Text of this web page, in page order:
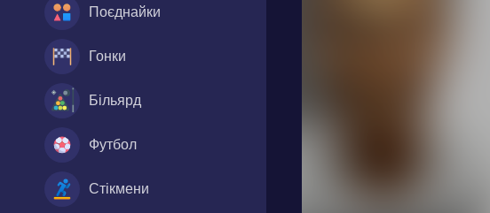
Поєднайки
Гонки
Більярд
Футбол
Стікмени